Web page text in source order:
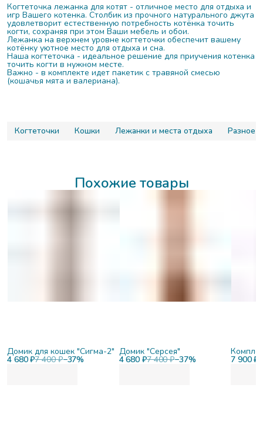
Когтеточка лежанка для котят - отличное место для отдыха и
игр Вашего котенка. Столбик из прочного натурального джута
удовлетворит естественную потребность котёнка точить
когти, сохраняя при этом Ваши мебель и обои.
Лежанка на верхнем уровне когтеточки обеспечит вашему
котёнку уютное место для отдыха и сна.
Наша когтеточка - идеальное решение для приучения котенка
точить когти в нужном месте.
Важно - в комплекте идет пакетик с травяной смесью
(кошачья мята и валериана).
Когтеточки Кошки Лежанки и места отдыха Разное
Похожие товары
4 680 ₽7 400 ₽−37%
Домик для кошек "Сигма-2"
4 680 ₽7 400 ₽−37%
Домик "Серсея"
7 900 ₽